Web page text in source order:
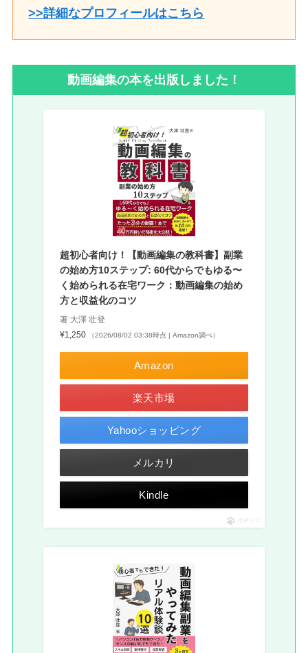
>>詳細なプロフィールはこちら
動画編集の本を出版しました！
超初心者向け！【動画編集の教科書】副業
の始め方10ステップ: 60代からでもゆる〜
く始められる在宅ワーク：動画編集の始め
方と収益化のコツ
著:大澤 壮登
¥1,250
（2026/08/02 03:38時点 | Amazon調べ）
Amazon
楽天市場
Yahooショッピング
メルカリ
Kindle
ポチップ